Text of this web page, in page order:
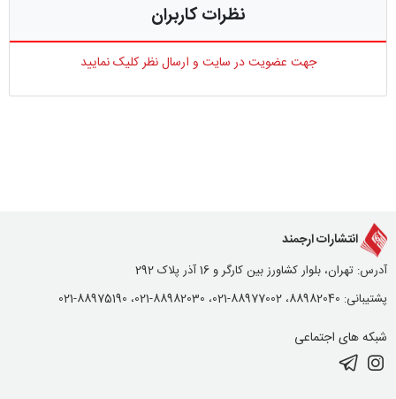
نظرات کاربران
جهت عضویت در سایت و ارسال نظر کلیک نمایید
انتشارات ارجمند
آدرس: تهران، بلوار کشاورز بین کارگر و 16 آذر پلاک 292
پشتیبانی: 88982040، 88977002-021، 88982030-021، 88975190-021
شبکه های اجتماعی